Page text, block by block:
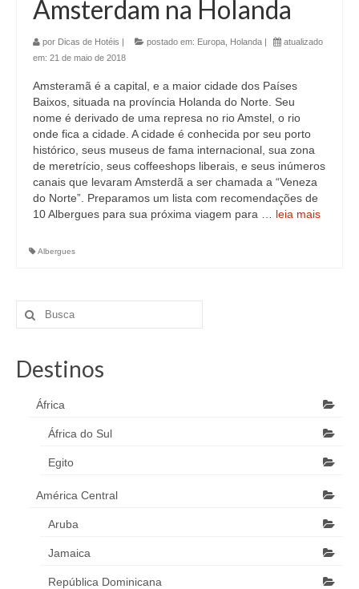
Amsterdam na Holanda
por Dicas de Hotéis | postado em: Europa Holanda |
atualizado
em: 21 de maio de 2018
Amsteramã é a capital, e a maior cidade dos Países
Baixos, situada na província Holanda do Norte. Seu
nome é derivado de uma represa no rio Amstel, o rio
onde fica a cidade. A cidade é conhecida por seu porto
histórico, seus museus de fama internacional, sua zona
de meretrício, seus coffeeshops liberais, e seus inúmeros
canais que levaram Amsterdã a ser chamada a “Veneza
do Norte”. Preparamos um lista com recomendações de
10 Albergues para sua próxima viagem para … leia mais
Albergues
Destinos
África
África do Sul
Egito
América Central
Aruba
Jamaica
República Dominicana